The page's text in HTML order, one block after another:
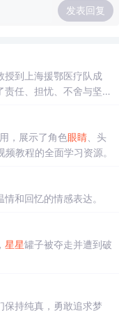
发表回复
授到上海援鄂医疗队成
责任、担忧、不舍与坚
，展示了角色眼睛、头
教程的全面学习资源。
和回忆的情感表达。
星星罐子被夺走并遭到破
保持纯真，勇敢追求梦